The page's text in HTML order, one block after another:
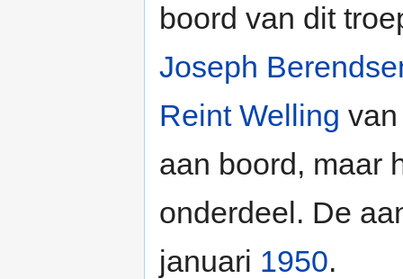
boord van dit
Joseph
Reint Welling
aan boord, maar
onderdeel. De
januari 1950.